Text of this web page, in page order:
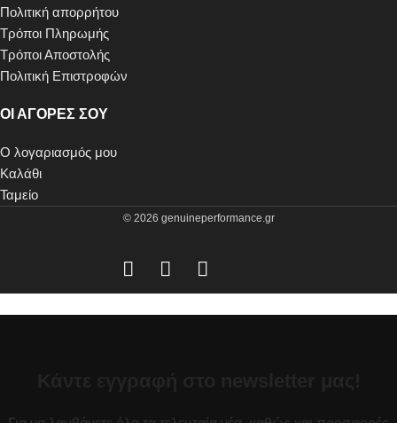
Πολιτική απορρήτου
Τρόποι Πληρωμής
Τρόποι Αποστολής
Πολιτική Επιστροφών
ΟΙ ΑΓΟΡΕΣ ΣΟΥ
Ο λογαριασμός μου
Καλάθι
Ταμείο
© 2026 genuineperformance.gr